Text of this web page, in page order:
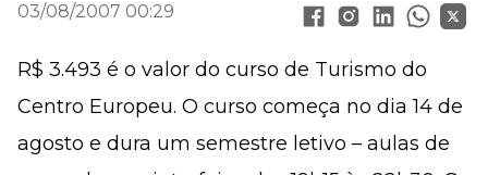
03/08/2007 00:29
R$ 3.493 é o valor do curso de Turismo do
Centro Europeu. O curso começa no dia 14 de
agosto e dura um semestre letivo – aulas de